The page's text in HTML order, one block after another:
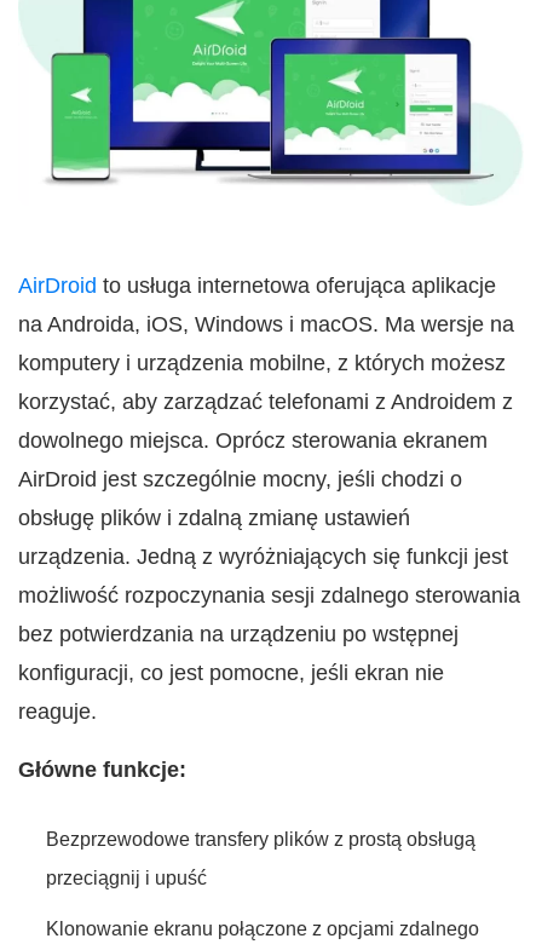
AirDroid to usługa internetowa oferująca aplikacje
na Androida, iOS, Windows i macOS. Ma wersje na
komputery i urządzenia mobilne, z których możesz
korzystać, aby zarządzać telefonami z Androidem z
dowolnego miejsca. Oprócz sterowania ekranem
AirDroid jest szczególnie mocny, jeśli chodzi o
obsługę plików i zdalną zmianę ustawień
urządzenia. Jedną z wyróżniających się funkcji jest
możliwość rozpoczynania sesji zdalnego sterowania
bez potwierdzania na urządzeniu po wstępnej
konfiguracji, co jest pomocne, jeśli ekran nie
reaguje.
Główne funkcje:
Bezprzewodowe transfery plików z prostą obsługą
przeciągnij i upuść
Klonowanie ekranu połączone z opcjami zdalnego